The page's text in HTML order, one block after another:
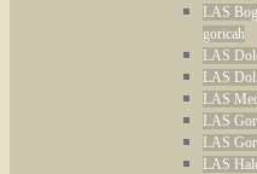
LAS
goricah
LAS
LAS
LAS
LAS
LAS
LAS